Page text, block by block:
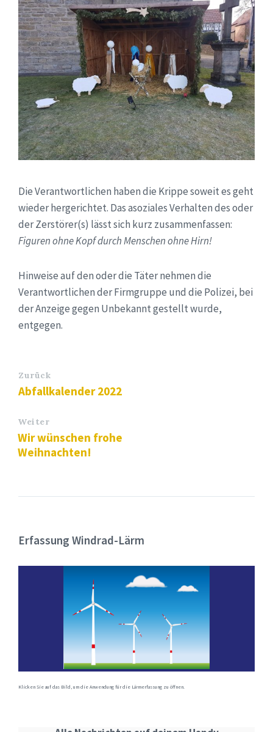
Die Verantwortlichen haben die Krippe soweit es geht
wieder hergerichtet. Das asoziales Verhalten des oder
der Zerstörer(s) lässt sich kurz zusammenfassen:
Figuren ohne Kopf durch Menschen ohne Hirn!
Hinweise auf den oder die Täter nehmen die
Verantwortlichen der Firmgruppe und die Polizei, bei
der Anzeige gegen Unbekannt gestellt wurde,
entgegen.
Zurück
Abfallkalender 2022
Weiter
Wir wünschen frohe
Weihnachten!
Erfassung Windrad-Lärm
Klicken Sie auf das Bild, um die Anwendung für die Lärmerfassung zu öffnen.